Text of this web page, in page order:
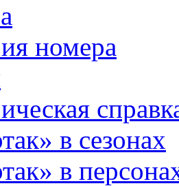
номера
в сезонах
в